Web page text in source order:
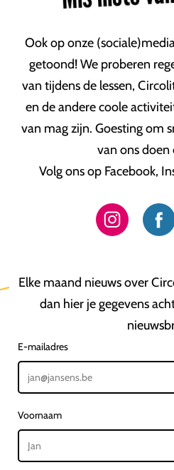
Ook op onze
getoond! We proberen
van tijdens de lessen,
en de andere coole
van mag zijn. Goesting om
van ons doen
Volg ons op Facebook,
Elke maand nieuws over
dan hier je gegevens
E-mailadres
Voornaam